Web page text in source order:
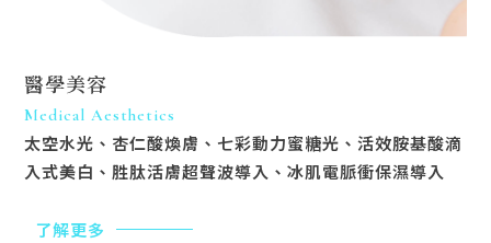
醫學美容
Medical Aesthetics
太空水光、杏仁酸煥膚、七彩動力蜜糖光、活效胺基酸滴
入式美白、胜肽活膚超聲波導入、冰肌電脈衝保濕導入
了解更多